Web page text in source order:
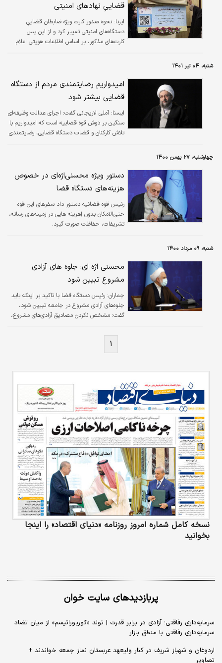
قضاییِ نهادهای امنیتی
ایرنا: نحوه صدور کارت ویژه ضابطان قضاییِ
دستگاه‌های امنیتی تغییر کرد و از این پس
کارت‌های مذکور، بر اساس اطلاعات هویتی اعلام
شنبه، ۰۴ تیر ۱۴۰۱
امیدواریم رضایتمندی مردم از دستگاه
قضایی بیشتر شود
ایسنا: ​آملی لاریجانی گفت: اجرای عدالت وظیفه‌ای
سنگین بر دوش قوه قضاییه است که امیدواریم با
تلاش کارکنان و قضات دستگاه قضایی، رضایتمندی
چهارشنبه، ۲۷ بهمن ۱۴۰۰
دستور ویژه محسنی‌اژه‌ای در خصوص
هزینه‌های دستگاه قضا
رئیس قوه قضائیه دستور داد سفرهای این قوه
حتی‌الامکان بدون اِهزینه هایی در زمینه‌های رسانه،
تشریفات، حفاظت صورت گیرد.
شنبه، ۰۹ مرداد ۱۴۰۰
محسنی اژه ای: جلوه های آزادی
مشروع تبیین شود
جماران: رئیس دستگاه قضا با تاکید بر اینکه باید
جلوه‌های آزادی مشروع در جامعه تبیین شود،
گفت: مشخص نکردن مصادیق آزادی‌های مشروع،
۱
نسخه کامل شماره امروز روزنامه «دنیای‌ اقتصاد» را اینجا
بخوانید
پربازدیدهای سایت خوان
سرمایه‌داری رفاقتی؛ آزادی در برابر قدرت | تولد «کورپوراتیسم» از میان تضاد
سرمایه‌داری رفاقتی با منطق بازار
اردوغان و شهباز شریف در کنار ولیعهد عربستان نماز جمعه خواندند +
تصاویر